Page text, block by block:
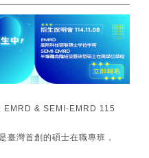
EMRD & SEMI-EMRD 115
臺灣首創的碩士在職專班，